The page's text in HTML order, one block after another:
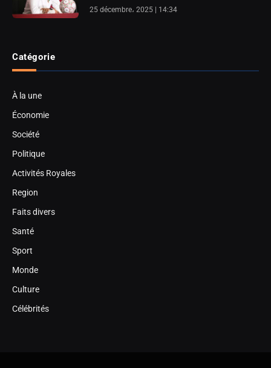
25 décembre، 2025 | 14:34
Catégorie
À la une
Économie
Société
Politique
Activités Royales
Region
Faits divers
Santé
Sport
Monde
Culture
Célébrités